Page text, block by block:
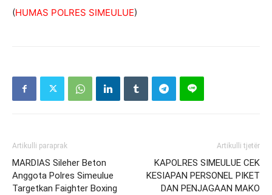
(HUMAS POLRES SIMEULUE)
Artikulli paraprak
MARDIAS Sileher Beton
Anggota Polres Simeulue
Targetkan Faighter Boxing
Artikulli tjetër
KAPOLRES SIMEULUE CEK
KESIAPAN PERSONEL PIKET
DAN PENJAGAAN MAKO